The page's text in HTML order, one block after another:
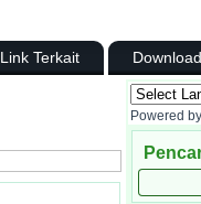
Link Terkait Download
Powered by